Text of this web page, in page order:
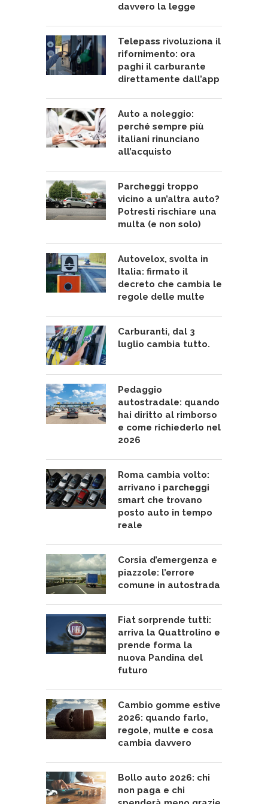
davvero la legge
Telepass rivoluziona il
rifornimento: ora
paghi il carburante
direttamente dall’app
Auto a noleggio:
perché sempre più
italiani rinunciano
all’acquisto
Parcheggi troppo
vicino a un’altra auto?
Potresti rischiare una
multa (e non solo)
Autovelox, svolta in
Italia: firmato il
decreto che cambia le
regole delle multe
Carburanti, dal 3
luglio cambia tutto.
Pedaggio
autostradale: quando
hai diritto al rimborso
e come richiederlo nel
2026
Roma cambia volto:
arrivano i parcheggi
smart che trovano
posto auto in tempo
reale
Corsia d’emergenza e
piazzole: l’errore
comune in autostrada
Fiat sorprende tutti:
arriva la Quattrolino e
prende forma la
nuova Pandina del
futuro
Cambio gomme estive
2026: quando farlo,
regole, multe e cosa
cambia davvero
Bollo auto 2026: chi
non paga e chi